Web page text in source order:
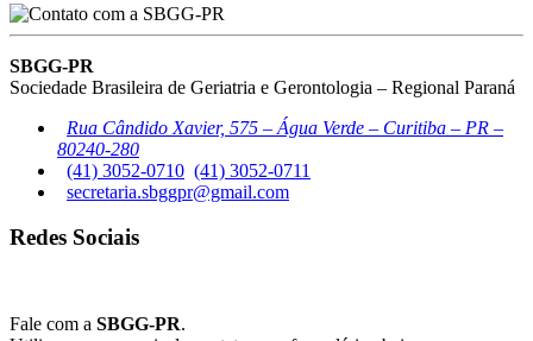
SBGG-PR
Sociedade Brasileira de Geriatria e Gerontologia – Regional Paraná
Rua Cândido Xavier, 575 – Água Verde – Curitiba – PR –
80240-280
(41) 3052-0710 (41) 3052-0711
secretaria.sbggpr@gmail.com
Redes Sociais
Fale com a SBGG-PR.